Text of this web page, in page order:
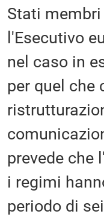
Stati
l'Esecutivo
nel caso in
per quel che
prevede che
i regimi
periodo di